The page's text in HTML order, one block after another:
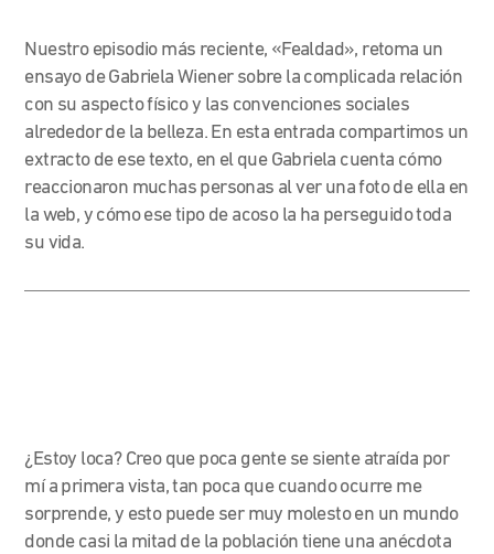
Nuestro episodio más reciente, «Fealdad», retoma un
ensayo de Gabriela Wiener sobre la complicada relación
con su aspecto físico y las convenciones sociales
alrededor de la belleza. En esta entrada compartimos un
extracto de ese texto, en el que Gabriela cuenta cómo
reaccionaron muchas personas al ver una foto de ella en
la web, y cómo ese tipo de acoso la ha perseguido toda
su vida.
¿Estoy loca? Creo que poca gente se siente atraída por
mí a primera vista, tan poca que cuando ocurre me
sorprende, y esto puede ser muy molesto en un mundo
donde casi la mitad de la población tiene una anécdota